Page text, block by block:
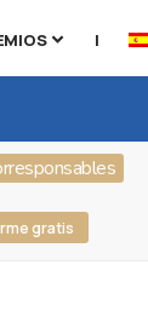
|
gratis